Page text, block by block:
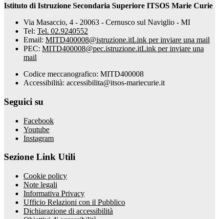
Istituto di Istruzione Secondaria Superiore ITSOS Marie Curie
Via Masaccio, 4 - 20063 - Cernusco sul Naviglio - MI
Tel: Tel. 02.9240552
Email: MITD400008@istruzione.itLink per inviare una mail
PEC: MITD400008@pec.istruzione.itLink per inviare una
mail
Codice meccanografico: MITD400008
Accessibilità: accessibilita@itsos-mariecurie.it
Seguici su
Facebook
Youtube
Instagram
Sezione Link Utili
Cookie policy
Note legali
Informativa Privacy
Ufficio Relazioni con il Pubblico
Dichiarazione di accessibilità